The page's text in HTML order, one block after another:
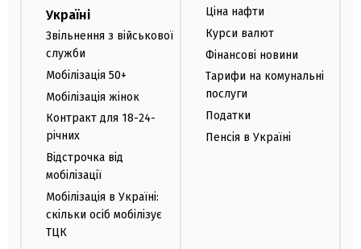
Україні
Звільнення з військової
служби
Мобілізація 50+
Мобілізація жінок
Контракт для 18-24-
річних
Відстрочка від
мобілізації
Мобілізація в Україні:
скільки осіб мобілізує
ТЦК
Ціна нафти
Курси валют
Фінансові новини
Тарифи на комунальні
послуги
Податки
Пенсія в Україні